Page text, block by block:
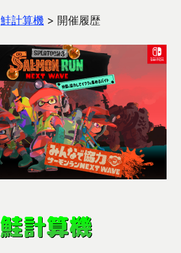
鮭計算機 > 開催履歴